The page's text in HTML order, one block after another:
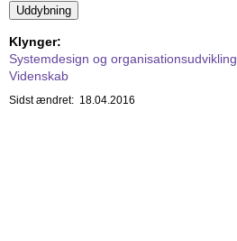
Klynger:
Systemdesign og organisationsudvikling
Videnskab
Sidst ændret: 18.04.2016